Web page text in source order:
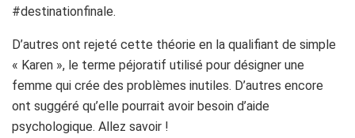
#destinationfinale.
D’autres ont rejeté cette théorie en la qualifiant de simple
« Karen », le terme péjoratif utilisé pour désigner une
femme qui crée des problèmes inutiles. D’autres encore
ont suggéré qu’elle pourrait avoir besoin d’aide
psychologique. Allez savoir !